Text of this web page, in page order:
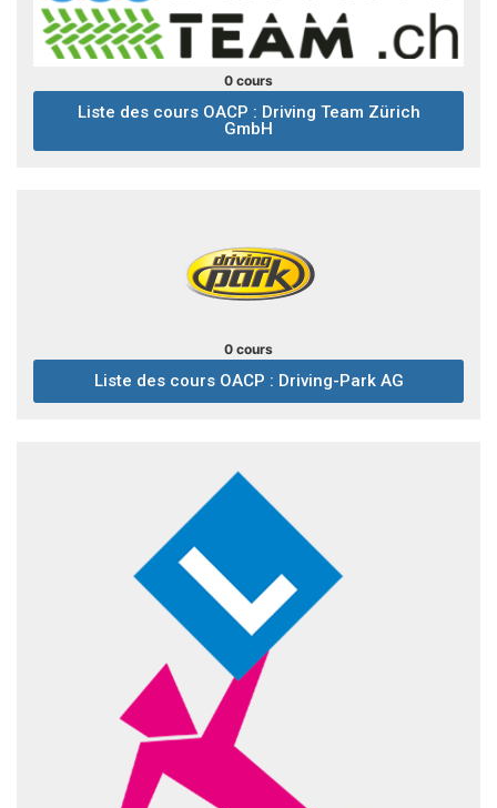
0 cours
Liste des cours OACP : Driving Team Zürich
GmbH
0 cours
Liste des cours OACP : Driving-Park AG